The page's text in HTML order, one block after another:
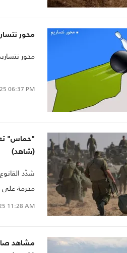
محور
محور
06:37 PM
"حماس"
(شاهد)
شدّد
محرمة على
11:28 AM
مشاهد